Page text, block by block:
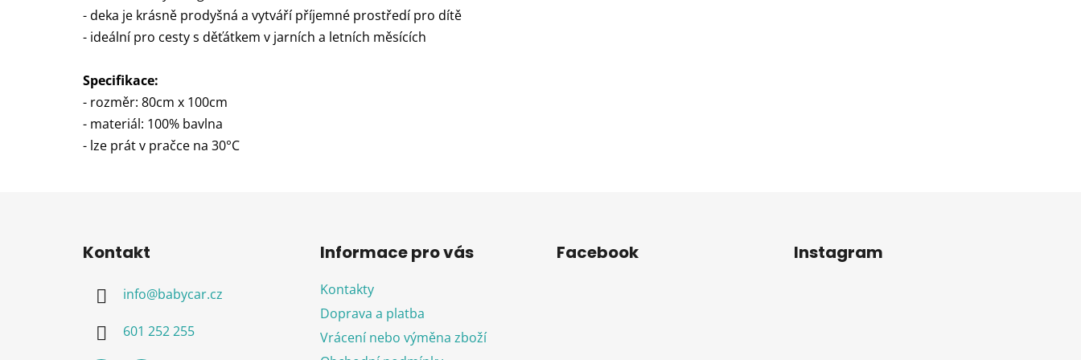
- deka je krásně prodyšná a vytváří příjemné prostředí pro dítě
- ideální pro cesty s děťátkem v jarních a letních měsících
Specifikace:
- rozměr: 80cm x 100cm
- materiál: 100% bavlna
- lze prát v pračce na 30°C
Kontakt
info@babycar.cz
601 252 255
Informace pro vás
Kontakty
Doprava a platba
Vrácení nebo výměna zboží
Facebook Instagram